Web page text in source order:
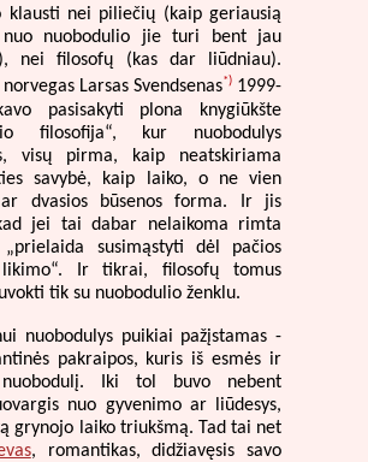
klausti nei piliečių (kaip geriausią
nuo nuobodulio jie turi bent jau
nei filosofų (kas dar liūdniau).
Larsas Svendsenas*) 1999-
pasisakyti plona knygiūkšte
filosofija“, kur nuobodulys
visų pirma, kaip neatskiriama
savybė, kaip laiko, o ne vien
ar dvasios būsenos forma. Ir jis
jei tai dabar nelaikoma rimta
susimąstyti dėl pačios
likimo“. Ir tikrai, filosofų tomus
tik su nuobodulio ženklu.
nuobodulys puikiai pažįstamas -
pakraipos, kuris iš esmės ir
nuobodulį. Iki tol buvo nebent
nuo gyvenimo ar liūdesys,
grynojo laiko triukšmą. Tad tai net
, romantikas, didžiavęsis savo